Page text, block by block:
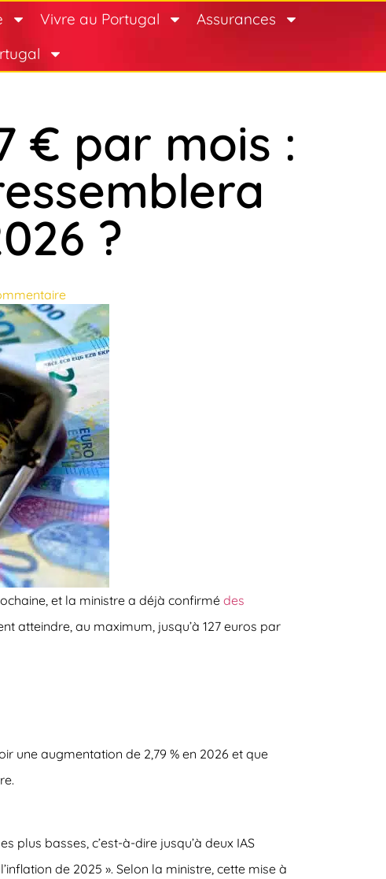
Vivre au Portugal
Assurances
€ par mois :
?
et la ministre a déjà confirmé des
atteindre, au maximum, jusqu’à 127 euros par
une augmentation de 2,79 % en 2026 et que
plus basses, c’est-à-dire jusqu’à deux IAS
de 2025 ». Selon la ministre, cette mise à